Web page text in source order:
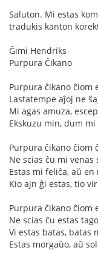
Saluton. Mi estas
tradukis kanton
Ĝimi Hendriks
Purpura Ĉikano
Purpura ĉikano ĉiom
Lastatempe aĵoj ne
Mi agas amuza,
Ekskuzu min, dum
Purpura ĉikano ĉiom
Ne scias ĉu mi
Estas mi feliĉa, aŭ en
Kio ajn ĝi estas, tio
Purpura ĉikano ĉiom
Ne scias ĉu estas
Vi estas batas, batas
Estas morgaŭo, aŭ